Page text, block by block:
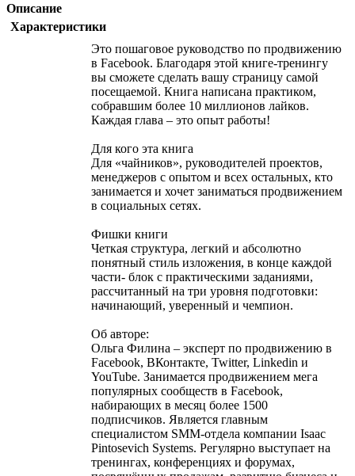
Описание
Характеристики
Это пошаговое руководство по продвижению
в Facebook. Благодаря этой книге-тренингу
вы сможете сделать вашу страницу самой
посещаемой. Книга написана практиком,
собравшим более 10 миллионов лайков.
Каждая глава – это опыт работы!
Для кого эта книга
Для «чайников», руководителей проектов,
менеджеров с опытом и всех остальных, кто
занимается и хочет заниматься продвижением
в социальных сетях.
Фишки книги
Четкая структура, легкий и абсолютно
понятный стиль изложения, в конце каждой
части- блок с практическими заданиями,
рассчитанный на три уровня подготовки:
начинающий, уверенный и чемпион.
Об авторе:
Ольга Филина – эксперт по продвижению в
Facebook, ВКонтакте, Twitter, Linkedin и
YouTube. Занимается продвижением мега
популярных сообществ в Facebook,
набирающих в месяц более 1500
подписчиков. Является главным
специалистом SMM-отдела компании Isaac
Pintosevich Systems. Регулярно выступает на
тренингах, конференциях и форумах,